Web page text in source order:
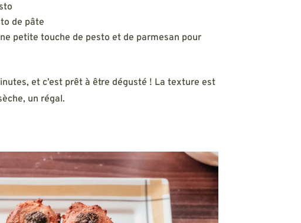
de pâte
petite touche de pesto et de parmesan pour
et c’est prêt à être dégusté ! La texture est
un régal.